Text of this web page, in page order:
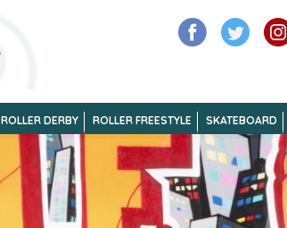
ROLLER DERBY ROLLER FREESTYLE SKATEBOARD